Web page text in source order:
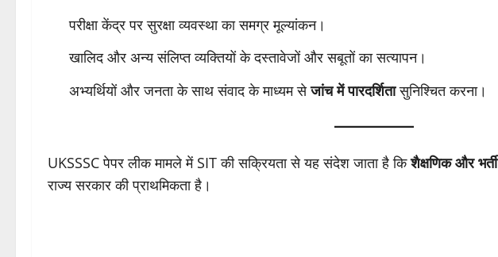
परीक्षा केंद्र पर सुरक्षा व्यवस्था का समग्र मूल्यांकन।
खालिद और अन्य संलिप्त व्यक्तियों के दस्तावेजों और सबूतों का सत्यापन।
अभ्यर्थियों और जनता के साथ संवाद के माध्यम सेजांच में पारदर्शितासुनिश्चित करना।
UKSSSC पेपर लीक मामले में SIT की सक्रियता से यह संदेश जाता है किशैक्षणिक और
राज्य सरकार की प्राथमिकता है।